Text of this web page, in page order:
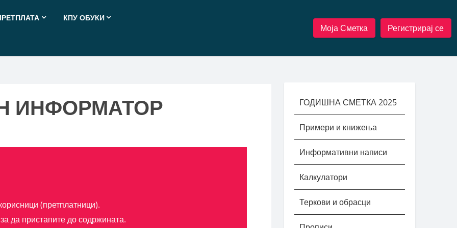
КПУ ОБУКИ
Моја Сметка Регистрирај се
ИНФОРМАТОР
(претплатници).
за да пристапите до содржината.
ГОДИШНА СМЕТКА 2025
Примери и книжења
Информативни написи
Калкулатори
Теркови и обрасци